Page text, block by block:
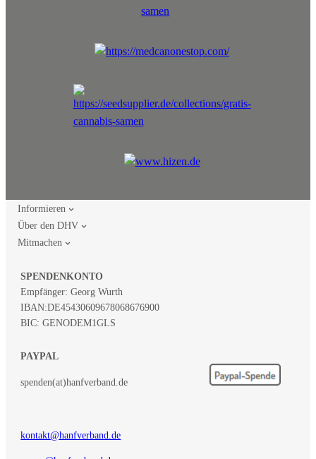
Informieren
Über den DHV
Mitmachen
SPENDENKONTO
Empfänger: Georg Wurth
IBAN:DE45430609678068676900
BIC: GENODEM1GLS
PAYPAL
spenden(at)hanfverband.de
kontakt@hanfverband.de